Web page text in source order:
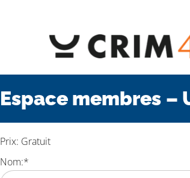
Espace membres –
Prix: Gratuit
Nom:*